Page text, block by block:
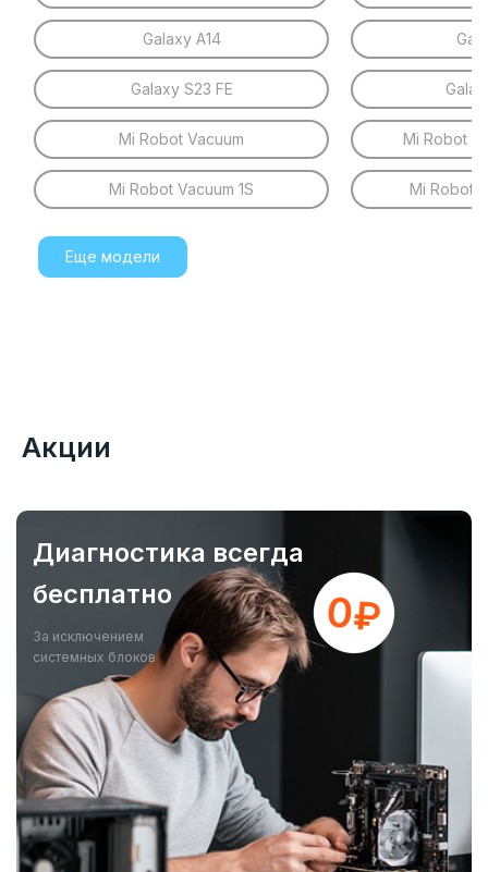
Galaxy A14
Galaxy S23 FE
Mi Robot Vacuum
Mi Robot Vacuum 1S
Mi Robot
Mi Robot
Еще модели
Акции
Диагностика всегда
бесплатно
За исключением
системных блоков